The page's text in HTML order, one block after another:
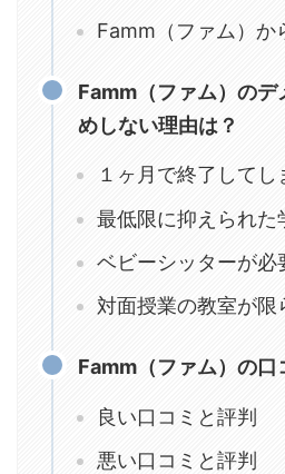
Famm（ファム）か
Famm（ファム）のデ
めしない理由は？
１ヶ月で終了してし
最低限に抑えられた
ベビーシッターが必
対面授業の教室が限
Famm（ファム）の口
良い口コミと評判
悪い口コミと評判